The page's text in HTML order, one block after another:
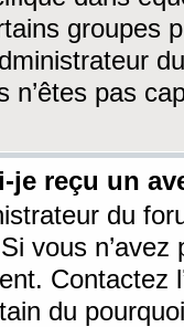
groupes
n’êtes pas
je reçu un
du
vous
Contactez
du